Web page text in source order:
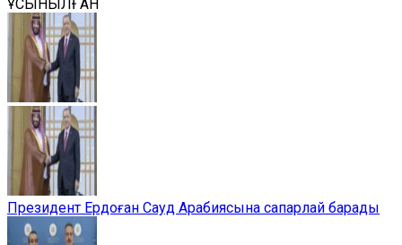
ҰСЫНЫЛҒАН
Президент Ердоған Сауд Арабиясына сапарлай барады